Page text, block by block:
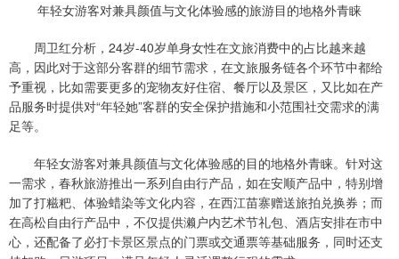
年轻女游客对兼具颜值与文化体验感的旅游目的地格外青睐
周卫红分析，24岁-40岁单身女性在文旅消费中的占比越来越
高，因此对于这部分客群的细节需求，在文旅服务链各个环节中都给
予重视，比如需要更多的宠物友好住宿、餐厅以及景区，又比如在产
品服务时提供对“年轻她”客群的安全保护措施和小范围社交需求的满
足等。
年轻女游客对兼具颜值与文化体验感的目的地格外青睐。针对这
一需求，春秋旅游推出一系列自由行产品，如在安顺产品中，特别增
加了打糍粑、体验蜡染等文化内容，在西江苗寨赠送旅拍兑换券；而
在高松自由行产品中，不仅提供濑户内艺术节礼包、酒店安排在市中
心，还配备了必打卡景区景点的门票或交通票等基础服务，同时还支